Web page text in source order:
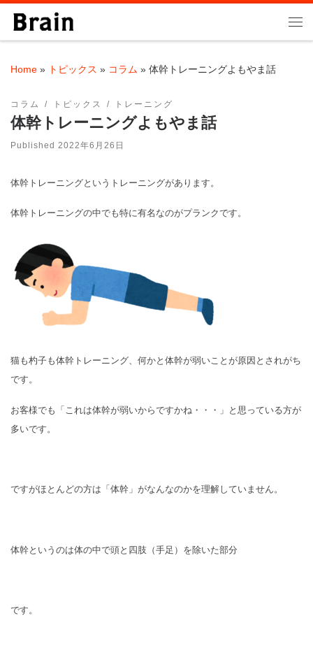
Skip to content
Home » トピックス » コラム » 体幹トレーニングよもやま話
コラム トピックス トレーニング
体幹トレーニングよもやま話
Published 2022年6月26日
体幹トレーニングというトレーニングがあります。
体幹トレーニングの中でも特に有名なのがプランクです。
猫も杓子も体幹トレーニング、何かと体幹が弱いことが原因とされがち
です。
お客様でも「これは体幹が弱いからですかね・・・」と思っている方が
多いです。
ですがほとんどの方は「体幹」がなんなのかを理解していません。
体幹というのは体の中で頭と四肢（手足）を除いた部分
です。